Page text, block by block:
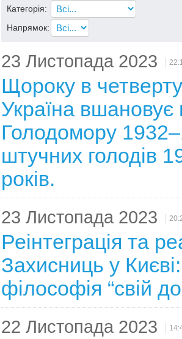
Категорія:
Напрямок:
23 Листопада 2023
Щороку в
Україна вшановує
Голодомору
штучних голодів
років.
23 Листопада 2023
Реінтеграція та
Захисниць у
філософія “свій до
22 Листопада 2023